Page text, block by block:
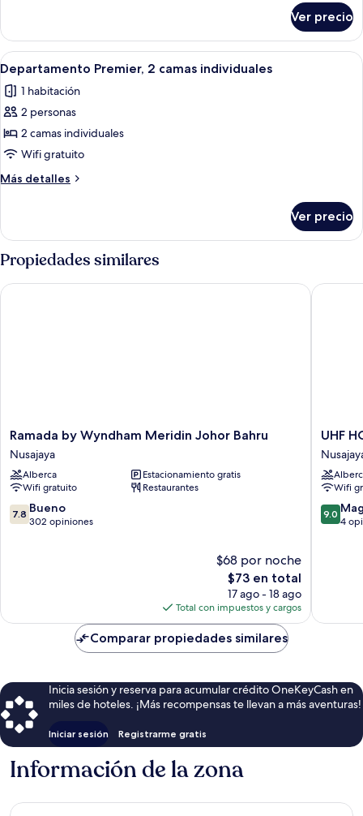
doble
Premier,
vista
la
ciudad
Ver precio
Abrir
todas
las
fotos
de
Departamento
Premier,
2
individuales
Una habitación de hotel con dos
6
Departamento Premier, 2 camas individuales
1 habitación
2 personas
2 camas individuales
Wifi gratuito
Más detalles
Más
Premier,
2
camas
individuales
Ver precio
Propiedades similares
Ramada
by
Wyndham
Meridin
Johor
Bahru
Nusajaya
Ramada by Wyndham Meridin Johor Bahru
Nusajaya
Alberca
Estacionamiento gratis
Wifi gratuito
Restaurantes
7.8
de
7.8 Bueno
302 opiniones
$68 por noche
El
precio
actual
es
de
$73
$73 en total
17 ago - 18 ago
Total con impuestos y cargos
Ramada by Wyndham Meridin Johor Bahru
UHF
HOTELS
&
UHF
Wifi
9.0
de
9.0
4
UHF
Comparar propiedades similares
Inicia sesión y reserva para acumular crédito OneKeyCash en
miles de hoteles. ¡Más recompensas te llevan a más aventuras!
Iniciar sesión Registrarme gratis
Información de la zona